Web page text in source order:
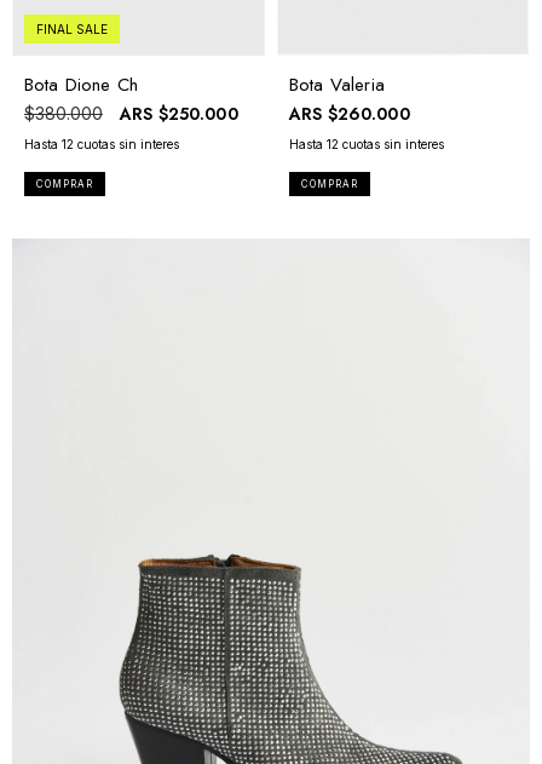
FINAL SALE
Bota Dione Ch
$380.000 ARS $250.000
COMPRAR
Bota Valeria
ARS $260.000
COMPRAR